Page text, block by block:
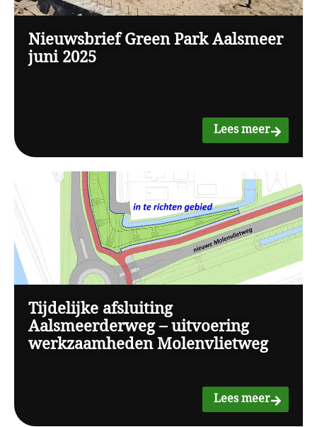
Nieuwsbrief Green Park Aalsmeer
juni 2025
Lees meer
Tijdelijke afsluiting
Aalsmeerderweg – uitvoering
werkzaamheden Molenvlietweg
Lees meer